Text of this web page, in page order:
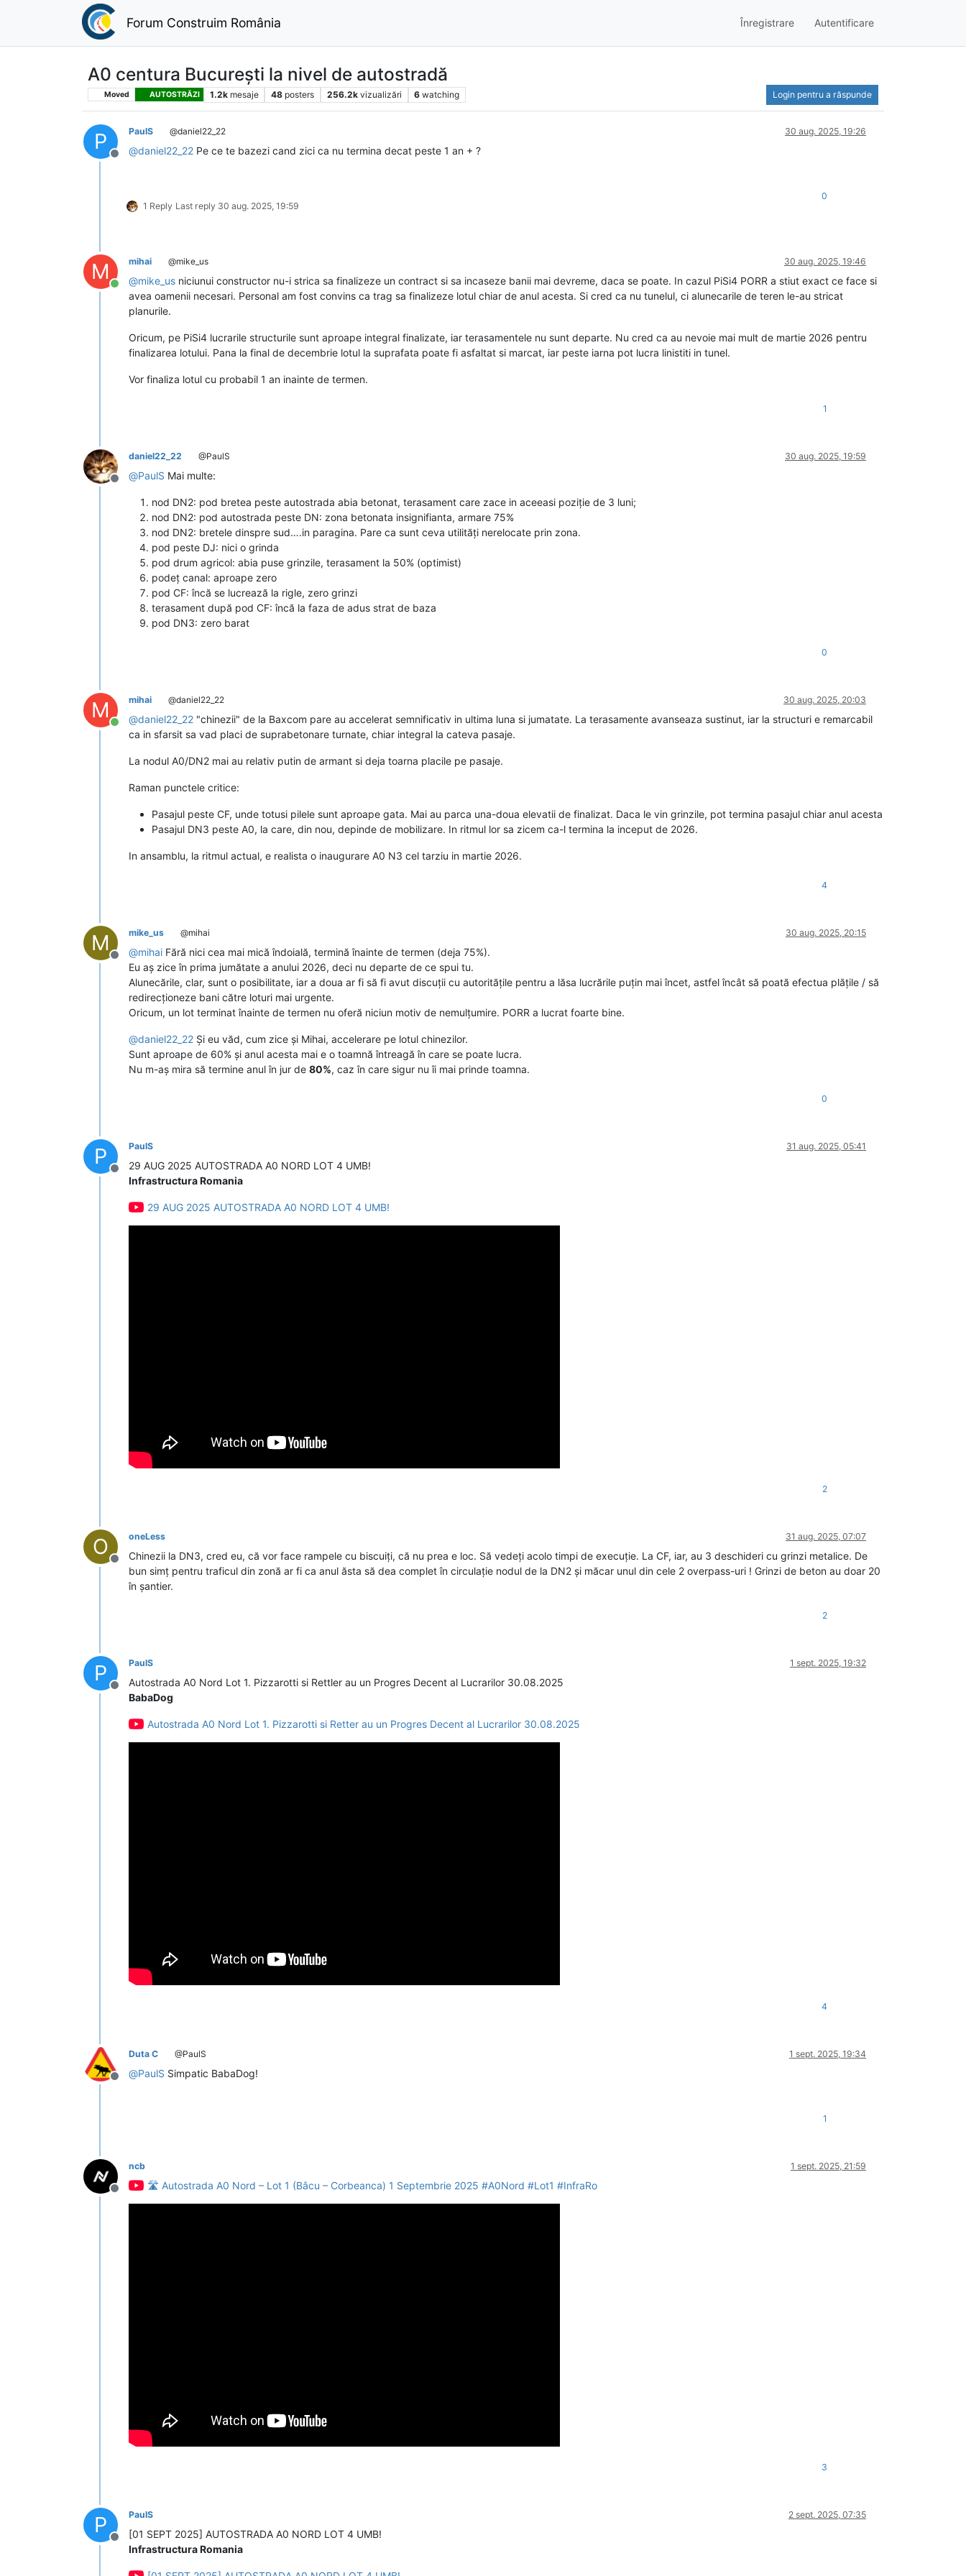
Forum Construim România Înregistrare Autentificare
A0 centura București la nivel de autostradă
Moved AUTOSTRĂZI 1.2k mesaje 48 posters 256.2k vizualizări 6 watching Login pentru a răspunde
P
Deconectat
PaulS @daniel22_22 30 aug. 2025, 19:26
@daniel22_22 Pe ce te bazezi cand zici ca nu termina decat peste 1 an + ?
1 Reply Last reply 30 aug. 2025, 19:59
0
M
Conectat
mihai @mike_us 30 aug. 2025, 19:46
@mike_us niciunui constructor nu-i strica sa finalizeze un contract si sa incaseze banii mai devreme, daca se poate. In cazul PiSi4 PORR a stiut exact ce face si
avea oamenii necesari. Personal am fost convins ca trag sa finalizeze lotul chiar de anul acesta. Si cred ca nu tunelul, ci alunecarile de teren le-au stricat
planurile.
Oricum, pe PiSi4 lucrarile structurile sunt aproape integral finalizate, iar terasamentele nu sunt departe. Nu cred ca au nevoie mai mult de martie 2026 pentru
finalizarea lotului. Pana la final de decembrie lotul la suprafata poate fi asfaltat si marcat, iar peste iarna pot lucra linistiti in tunel.
Vor finaliza lotul cu probabil 1 an inainte de termen.
1
Deconectat
daniel22_22 @PaulS 30 aug. 2025, 19:59
@PaulS Mai multe:
nod DN2: pod bretea peste autostrada abia betonat, terasament care zace in aceeasi poziție de 3 luni;
nod DN2: pod autostrada peste DN: zona betonata insignifianta, armare 75%
nod DN2: bretele dinspre sud….in paragina. Pare ca sunt ceva utilități nerelocate prin zona.
pod peste DJ: nici o grinda
pod drum agricol: abia puse grinzile, terasament la 50% (optimist)
podeț canal: aproape zero
pod CF: încă se lucrează la rigle, zero grinzi
terasament după pod CF: încă la faza de adus strat de baza
pod DN3: zero barat
0
M
Conectat
mihai @daniel22_22 30 aug. 2025, 20:03
@daniel22_22 "chinezii" de la Baxcom pare au accelerat semnificativ in ultima luna si jumatate. La terasamente avanseaza sustinut, iar la structuri e remarcabil
ca in sfarsit sa vad placi de suprabetonare turnate, chiar integral la cateva pasaje.
La nodul A0/DN2 mai au relativ putin de armant si deja toarna placile pe pasaje.
Raman punctele critice:
Pasajul peste CF, unde totusi pilele sunt aproape gata. Mai au parca una-doua elevatii de finalizat. Daca le vin grinzile, pot termina pasajul chiar anul acesta
Pasajul DN3 peste A0, la care, din nou, depinde de mobilizare. In ritmul lor sa zicem ca-l termina la inceput de 2026.
In ansamblu, la ritmul actual, e realista o inaugurare A0 N3 cel tarziu in martie 2026.
4
M
Deconectat
mike_us @mihai 30 aug. 2025, 20:15
@mihai Fără nici cea mai mică îndoială, termină înainte de termen (deja 75%).
Eu aș zice în prima jumătate a anului 2026, deci nu departe de ce spui tu.
Alunecările, clar, sunt o posibilitate, iar a doua ar fi să fi avut discuții cu autoritățile pentru a lăsa lucrările puțin mai încet, astfel încât să poată efectua plățile / să
redirecționeze bani către loturi mai urgente.
Oricum, un lot terminat înainte de termen nu oferă niciun motiv de nemulțumire. PORR a lucrat foarte bine.
@daniel22_22 Și eu văd, cum zice și Mihai, accelerare pe lotul chinezilor.
Sunt aproape de 60% și anul acesta mai e o toamnă întreagă în care se poate lucra.
Nu m-aș mira să termine anul în jur de 80%, caz în care sigur nu îi mai prinde toamna.
0
P
Deconectat
PaulS 31 aug. 2025, 05:41
29 AUG 2025 AUTOSTRADA A0 NORD LOT 4 UMB!
Infrastructura Romania
29 AUG 2025 AUTOSTRADA A0 NORD LOT 4 UMB!
2
O
Deconectat
oneLess 31 aug. 2025, 07:07
Chinezii la DN3, cred eu, că vor face rampele cu biscuiți, că nu prea e loc. Să vedeți acolo timpi de execuție. La CF, iar, au 3 deschideri cu grinzi metalice. De
bun simț pentru traficul din zonă ar fi ca anul ăsta să dea complet în circulație nodul de la DN2 și măcar unul din cele 2 overpass-uri ! Grinzi de beton au doar 20
în șantier.
2
P
Deconectat
PaulS 1 sept. 2025, 19:32
Autostrada A0 Nord Lot 1. Pizzarotti si Rettler au un Progres Decent al Lucrarilor 30.08.2025
BabaDog
Autostrada A0 Nord Lot 1. Pizzarotti si Retter au un Progres Decent al Lucrarilor 30.08.2025
4
Deconectat
Duta C @PaulS 1 sept. 2025, 19:34
@PaulS Simpatic BabaDog!
1
Deconectat
ncb 1 sept. 2025, 21:59
🛣️ Autostrada A0 Nord – Lot 1 (Bâcu – Corbeanca) 1 Septembrie 2025 #A0Nord #Lot1 #InfraRo
3
P
Deconectat
PaulS 2 sept. 2025, 07:35
[01 SEPT 2025] AUTOSTRADA A0 NORD LOT 4 UMB!
Infrastructura Romania